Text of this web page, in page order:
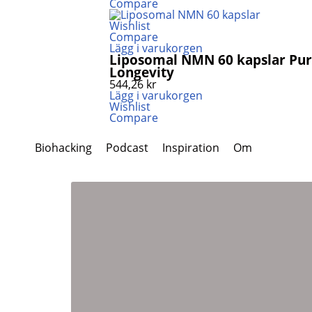
Compare
Wishlist
Compare
Lägg i varukorgen
Liposomal NMN 60 kapslar
Longevity
544,26 kr
Lägg i varukorgen
Wishlist
Compare
Biohacking
Podcast Inspiration Om